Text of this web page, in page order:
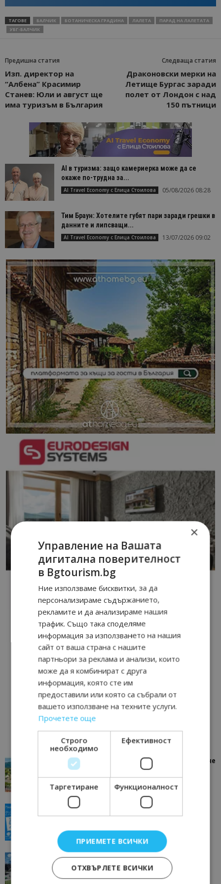
ТАГОВЕ БАЛЧИК БОТАНИЧЕСКА ГРАДИНА ЛАЛЕТА
ПАРАД НА ЛАЛЕТАТА
УБГ-БАЛЧИК
Предишна статия
Изп. директор на
“Албена” Красимир
Станев: Юли и август ще
има туризъм в България
Следваща статия
Драконовски мерки на
Летище Бургас заради
полет от Лондон с над
150 пътници
AI в туризма: защо камериерка може да се
окаже по-трудна за...
AI Travel Economy с Елица Стоилова 05/08/2026 08:28
Тим Браун: Хотелите губят пари заради грешки в
данните и липсващи...
AI Travel Economy с Елица Стоилова 13/07/2026 09:02
“Пощенска картичка от…”: Петрич – Изживяване
отвъд очакваното
11/07/2026 11:22
“Пощенска картичка от…”: Пловдив, градът на
всички времена
Пловдив 23/06/2026 10:00
“Пощенска картичка от…”: Перник – град на
традициите, културата и вдъхновяващите...
Перник 17/06/2026 09:01
×
Управление на Вашата
дигитална поверителност
в Bgtourism.bg
Ние използваме бисквитки, за да
персонализираме съдържанието,
рекламите и да анализираме нашия
трафик. Също така споделяме
информация за използването на нашия
сайт от ваша страна с нашите
партньори за реклама и анализи, които
може да я комбинират с друга
информация, която сте им
предоставили или която са събрали от
вашето използване на техните услуги.
Прочетете още
Строго
необходимо
Ефективност
Таргетиране Функционалност
ПРИЕМЕТЕ ВСИЧКИ
ОТХВЪРЛЕТЕ ВСИЧКИ